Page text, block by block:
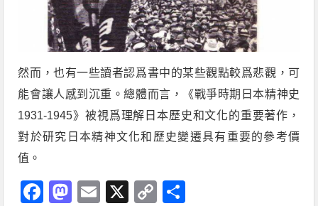
然而，也有一些讀者認爲書中的某些觀點較爲悲觀，可
能會讓人感到沉重。總體而言，《戰爭時期日本精神史
1931-1945》被視爲理解日本歷史和文化的重要著作，
對於研究日本精神文化和歷史變遷具有重要的參考價
值。
Facebook
Mastodon
Email
X
Copy